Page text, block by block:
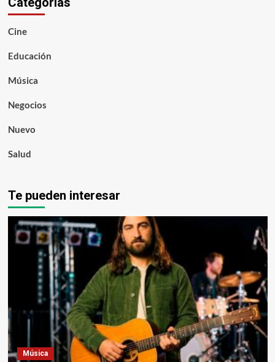
Cine
Educación
Música
Negocios
Nuevo
Salud
Te pueden interesar
Música